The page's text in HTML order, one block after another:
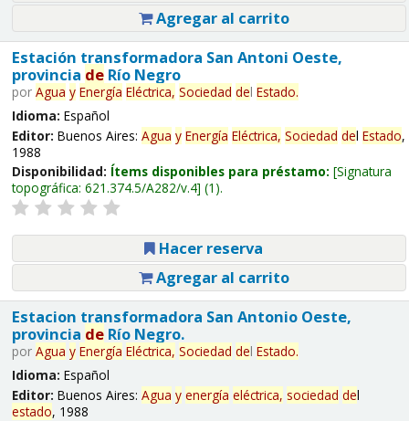
Agregar al carrito
Estación transformadora San Antoni Oeste,
provincia deRío Negro
por Agua y Energía Eléctrica, Sociedad del Estado.
Idioma: Español
Editor: Buenos Aires: Agua y Energía Eléctrica, Sociedad del Estado,
1988
Disponibilidad: Ítems disponibles para préstamo: Signatura
topográfica: 621.374.5/A282/v.4 (1).
Hacer reserva
Agregar al carrito
Estacion transformadora San Antonio Oeste,
provincia deRío Negro.
por Agua y Energía Eléctrica, Sociedad del Estado.
Idioma: Español
Editor: Buenos Aires: Agua y energía eléctrica, sociedad del
estado, 1988